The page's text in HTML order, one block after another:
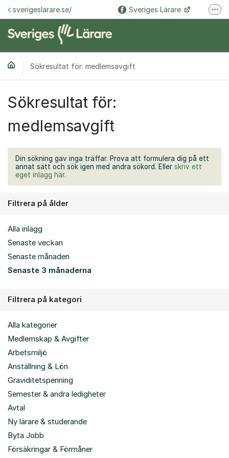
Hoppa till innehåll
sverigeslarare.se/ Sveriges Lärare
Sökresultat för: medlemsavgift
Sökresultat för:
medlemsavgift
Din sökning gav inga träffar. Prova att formulera dig på ett
annat sätt och sök igen med andra sökord. Eller skriv ett
eget inlägg här.
Filtrera på ålder
Alla inlägg
Senaste veckan
Senaste månaden
Senaste 3 månaderna
Filtrera på kategori
Alla kategorier
Medlemskap & Avgifter
Arbetsmiljö
Anställning & Lön
Graviditetspenning
Semester & andra ledigheter
Avtal
Ny lärare & studerande
Byta Jobb
Försäkringar & Förmåner